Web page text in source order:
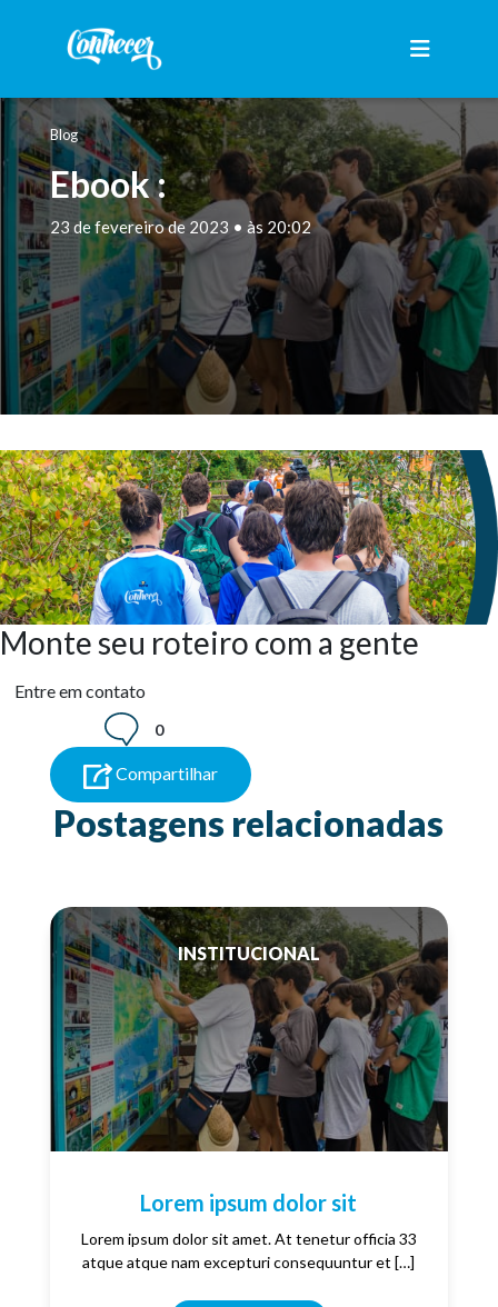
Blog
Ebook :
23 de fevereiro de 2023 • às 20:02
Monte seu roteiro com a gente
Entre em contato
0
Compartilhar
Postagens relacionadas
INSTITUCIONAL
Lorem ipsum dolor sit
Lorem ipsum dolor sit amet. At tenetur officia 33
atque atque nam excepturi consequuntur et […]